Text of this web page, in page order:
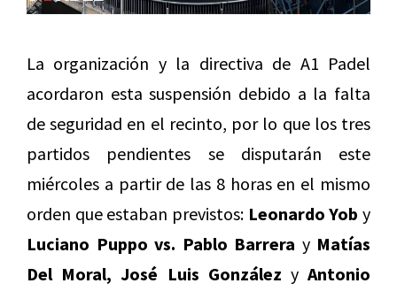
La organización y la directiva de A1 Padel
acordaron esta suspensión debido a la falta
de seguridad en el recinto, por lo que los tres
partidos pendientes se disputarán este
miércoles a partir de las 8 horas en el mismo
orden que estaban previstos: Leonardo Yob y
Luciano Puppo vs. Pablo Barrera y Matías
Del Moral, José Luis González yAntonio